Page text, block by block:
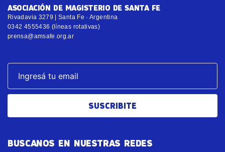
ASOCIACIÓN DE MAGISTERIO DE SANTA FE
Rivadavia 3279 | Santa Fe · Argentina
0342 4555436 (líneas rotativas)
prensa@amsafe.org.ar
SUSCRIBITE
BUSCANOS EN NUESTRAS REDES